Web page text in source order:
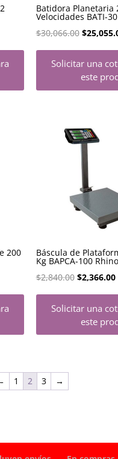
Batidora Planetaria
Velocidades BATI-
$30,066.00 El
precio
original
era:
$
Solicitar una
este
200 Báscula de
Kg BAPCA-100 Rhino
$2,840.00 El
precio
original
era:
$2,366.00El
Solicitar una
este
1 2 3 →